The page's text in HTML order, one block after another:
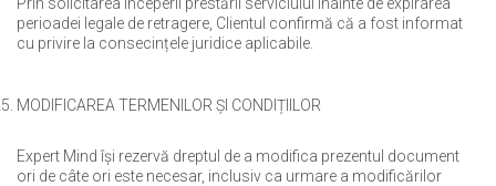
perioadei legale de retragere, Clientul confirmă că a fost informat
cu privire la consecințele juridice aplicabile.
MODIFICAREA TERMENILOR ȘI CONDIȚIILOR
Expert Mind își rezervă dreptul de a modifica prezentul document
ori de câte ori este necesar, inclusiv ca urmare a modificărilor